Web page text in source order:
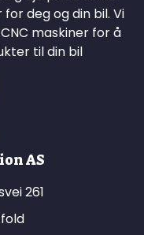
deg og din bil. Vi
maskiner for å
til din bil
AS
261